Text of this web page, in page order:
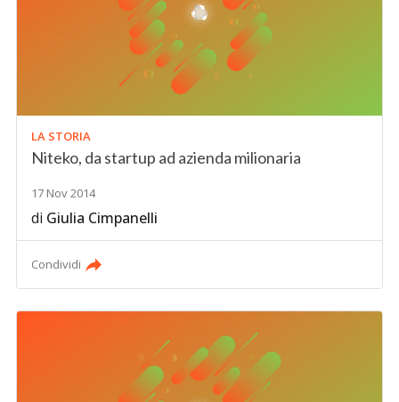
LA STORIA
Niteko, da startup ad azienda milionaria
17 Nov 2014
di Giulia Cimpanelli
Condividi